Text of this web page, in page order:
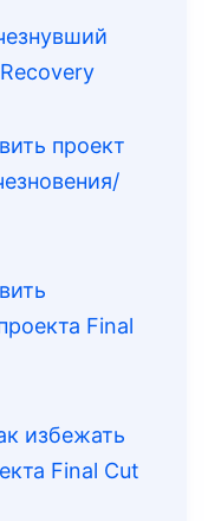
проект
Final
избежать
Final Cut